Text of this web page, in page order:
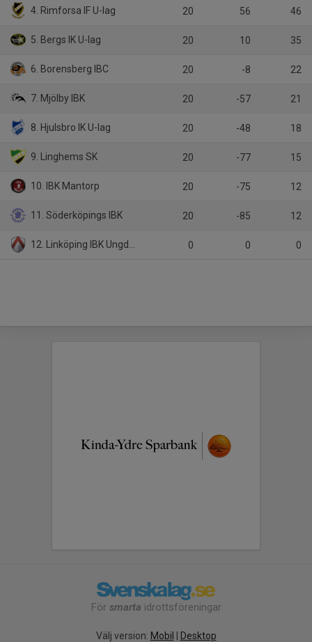
4. Rimforsa IF U-lag 20 56 46
5. Bergs IK U-lag 20 10 35
6. Borensberg IBC 20 -8 22
7. Mjölby IBK 20 -57 21
8. Hjulsbro IK U-lag 20 -48 18
9. Linghems SK 20 -77 15
10. IBK Mantorp 20 -75 12
11. Söderköpings IBK 20 -85 12
12. Linköping IBK Ungdom 0 0 0
För smarta idrottsföreningar
Välj version: Mobil Desktop